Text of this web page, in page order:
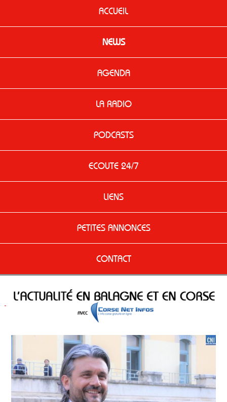
ACCUEIL
NEWS
AGENDA
LA RADIO
PODCASTS
ECOUTE 24/7
LIENS
PETITES ANNONCES
CONTACT